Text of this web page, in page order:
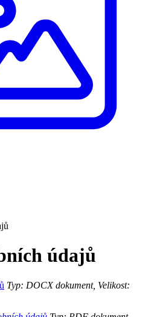
údajů
Typ: DOCX dokument, Velikost: